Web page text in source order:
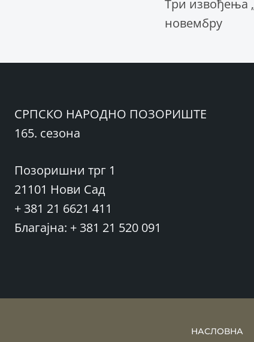
чланка
Три извођења
новембру
СРПСКО НАРОДНО ПОЗОРИШТЕ
165. сезона
Позоришни трг 1
21101 Нови Сад
+ 381 21 6621 411
Благајна: + 381 21 520 091
НАСЛОВНА